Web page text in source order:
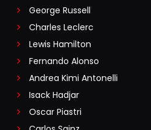
George Russell
Charles Leclerc
Lewis Hamilton
Fernando Alonso
Andrea Kimi Antonelli
Isack Hadjar
Oscar Piastri